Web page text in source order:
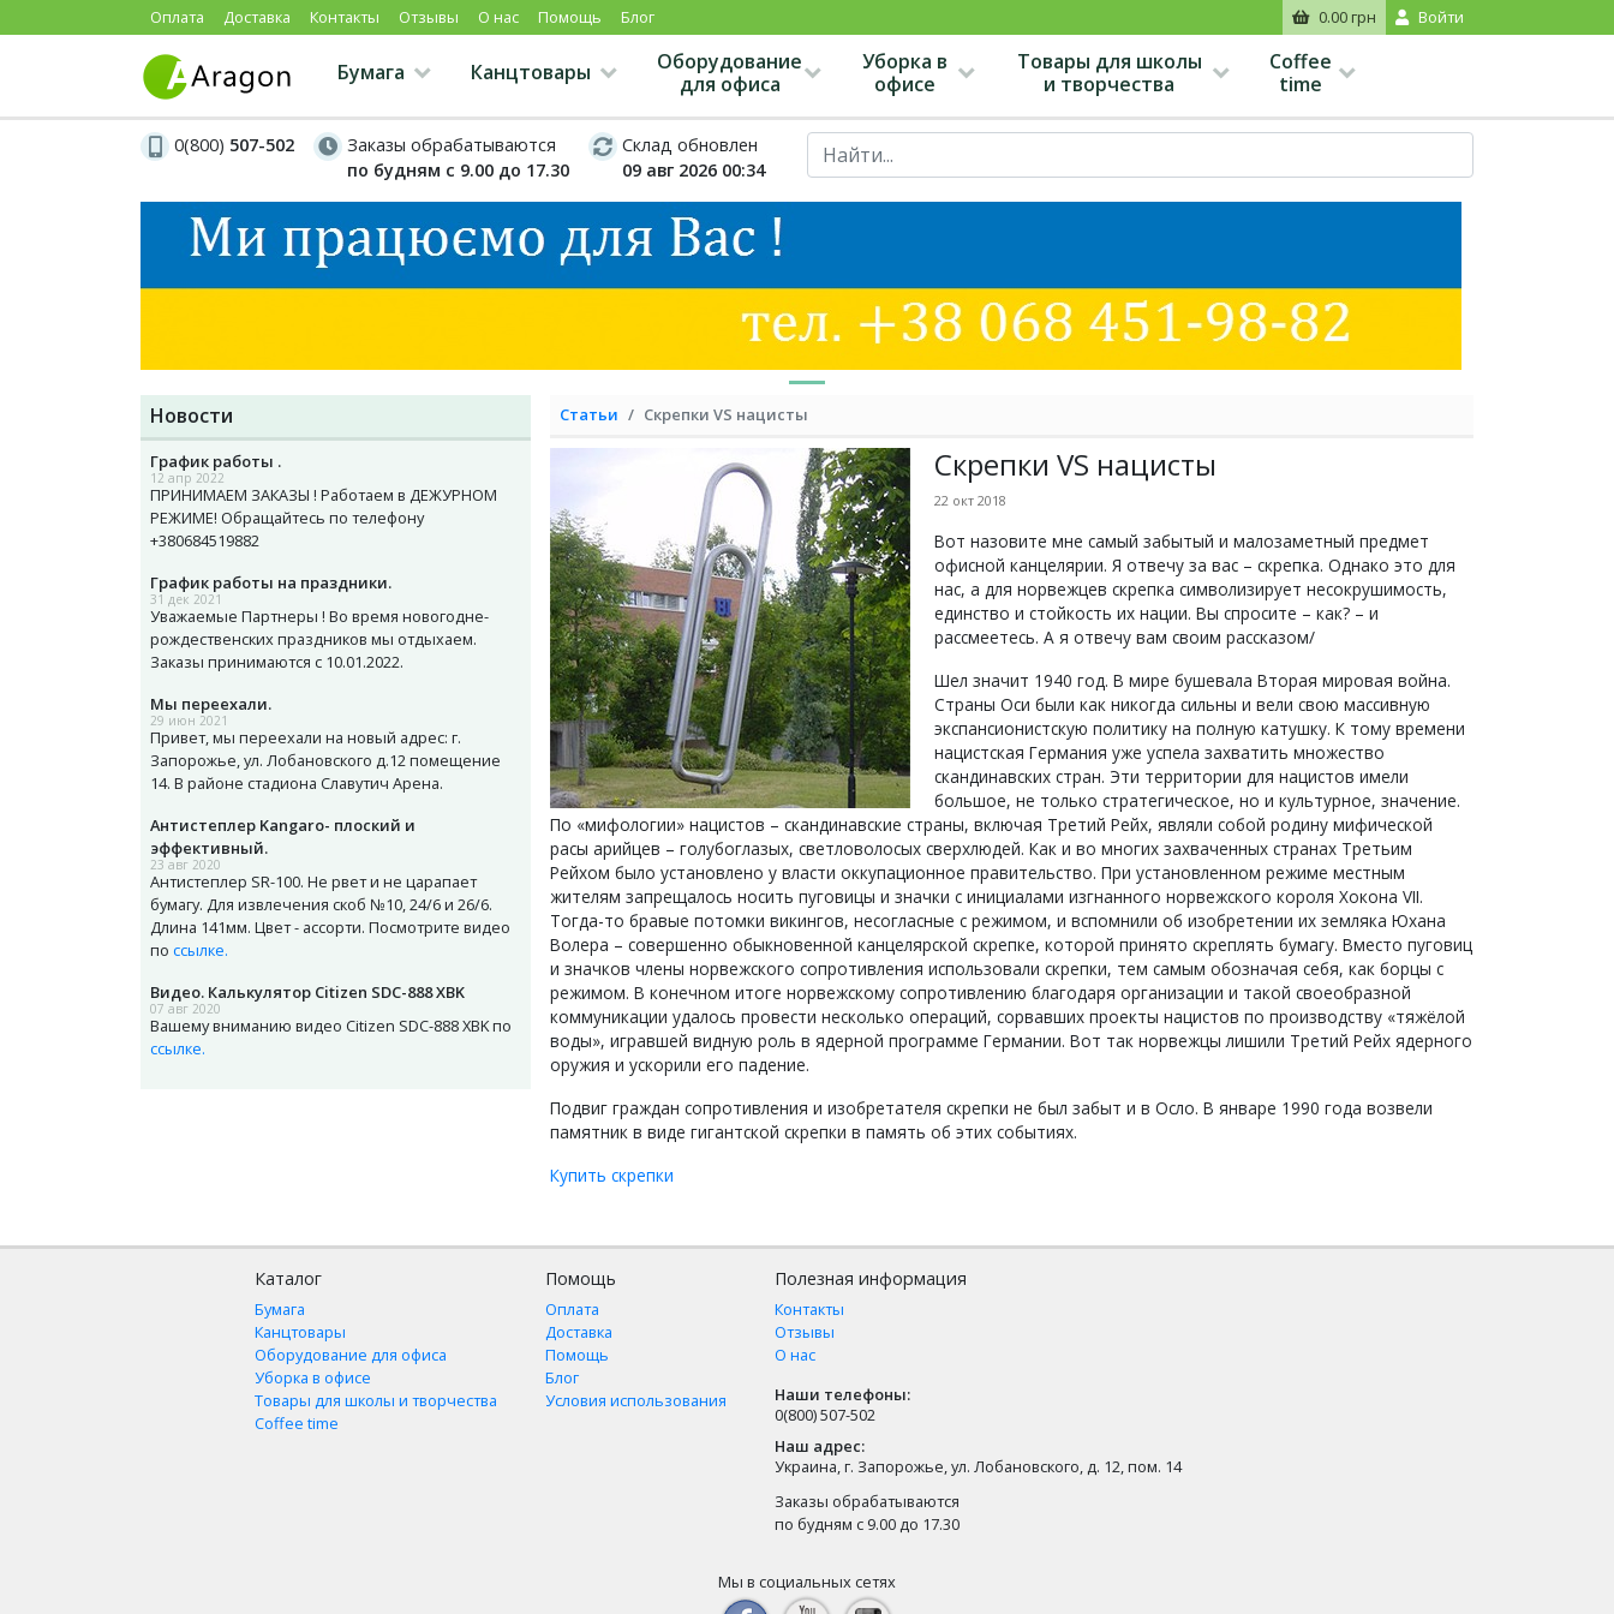
Оплата Доставка Контакты Отзывы О нас Помощь Блог 0.00 грн Войти
Бумага Канцтовары
Оборудование
для офиса
Уборка в
офисе
Товары для школы
и творчества
Coffee
time
0(800) 507-502
Заказы обрабатываются
по будням с 9.00 до 17.30
Склад обновлен
09 авг 2026 00:34
Новости
График работы .
12 апр 2022
ПРИНИМАЕМ ЗАКАЗЫ ! Работаем в ДЕЖУРНОМ
РЕЖИМЕ! Обращайтесь по телефону
+380684519882
График работы на праздники.
31 дек 2021
Уважаемые Партнеры ! Во время новогодне-
рождественских праздников мы отдыхаем.
Заказы принимаются с 10.01.2022.
Мы переехали.
29 июн 2021
Привет, мы переехали на новый адрес: г.
Запорожье, ул. Лобановского д.12 помещение
14. В районе стадиона Славутич Арена.
Антистеплер Kangaro- плоский и
эффективный.
23 авг 2020
Антистеплер SR-100. Не рвет и не царапает
бумагу. Для извлечения скоб №10, 24/6 и 26/6.
Длина 141мм. Цвет - ассорти. Посмотрите видео
по ссылке.
Видео. Калькулятор Citizen SDC-888 XBK
07 авг 2020
Вашему вниманию видео Citizen SDC-888 XBK по
ссылке.
Статьи Скрепки VS нацисты
Скрепки VS нацисты
22 окт 2018
Вот назовите мне самый забытый и малозаметный предмет
офисной канцелярии. Я отвечу за вас – скрепка. Однако это для
нас, а для норвежцев скрепка символизирует несокрушимость,
единство и стойкость их нации. Вы спросите – как? – и
рассмеетесь. А я отвечу вам своим рассказом/
Шел значит 1940 год. В мире бушевала Вторая мировая война.
Страны Оси были как никогда сильны и вели свою массивную
экспансионистскую политику на полную катушку. К тому времени
нацистская Германия уже успела захватить множество
скандинавских стран. Эти территории для нацистов имели
большое, не только стратегическое, но и культурное, значение.
По «мифологии» нацистов – скандинавские страны, включая Третий Рейх, являли собой родину мифической
расы арийцев – голубоглазых, светловолосых сверхлюдей. Как и во многих захваченных странах Третьим
Рейхом было установлено у власти оккупационное правительство. При установленном режиме местным
жителям запрещалось носить пуговицы и значки с инициалами изгнанного норвежского короля Хокона VII.
Тогда-то бравые потомки викингов, несогласные с режимом, и вспомнили об изобретении их земляка Юхана
Волера – совершенно обыкновенной канцелярской скрепке, которой принято скреплять бумагу. Вместо пуговиц
и значков члены норвежского сопротивления использовали скрепки, тем самым обозначая себя, как борцы с
режимом. В конечном итоге норвежскому сопротивлению благодаря организации и такой своеобразной
коммуникации удалось провести несколько операций, сорвавших проекты нацистов по производству «тяжёлой
воды», игравшей видную роль в ядерной программе Германии. Вот так норвежцы лишили Третий Рейх ядерного
оружия и ускорили его падение.
Подвиг граждан сопротивления и изобретателя скрепки не был забыт и в Осло. В январе 1990 года возвели
памятник в виде гигантской скрепки в память об этих событиях.
Купить скрепки
Каталог
Бумага
Канцтовары
Оборудование для офиса
Уборка в офисе
Товары для школы и творчества
Coffee time
Помощь
Оплата
Доставка
Помощь
Блог
Условия использования
Полезная информация
Контакты
Отзывы
О нас
Наши телефоны:
0(800) 507-502
Наш адрес:
Украина, г. Запорожье, ул. Лобановского, д. 12, пом. 14
Заказы обрабатываются
по будням с 9.00 до 17.30
Мы в социальных сетях